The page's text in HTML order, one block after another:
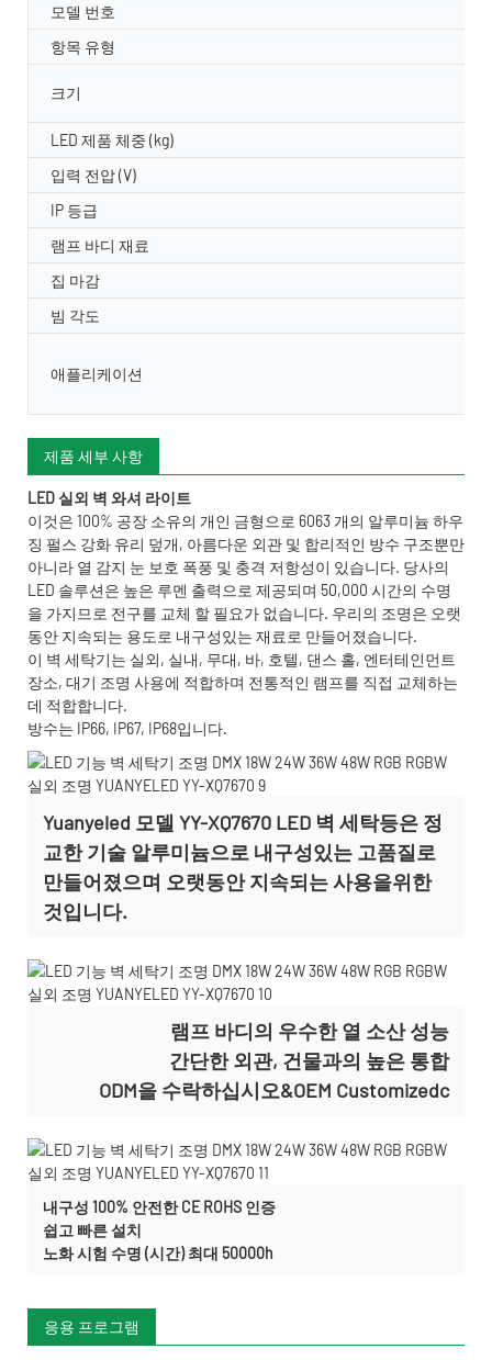
모델 번호
항목 유형
크기
LED 제품 체중 (kg)
입력 전압 (V)
IP 등급
램프 바디 재료
집 마감
빔 각도
애플리케이션
제품 세부 사항
LED 실외 벽 와셔 라이트
이것은 100% 공장 소유의 개인 금형으로 6063 개의 알루미늄 하우
징 펄스 강화 유리 덮개, 아름다운 외관 및 합리적인 방수 구조뿐만
아니라 열 감지 눈 보호 폭풍 및 충격 저항성이 있습니다. 당사의
LED 솔루션은 높은 루멘 출력으로 제공되며 50,000 시간의 수명
을 가지므로 전구를 교체 할 필요가 없습니다. 우리의 조명은 오랫
동안 지속되는 용도로 내구성있는 재료로 만들어졌습니다.
이 벽 세탁기는 실외, 실내, 무대, 바, 호텔, 댄스 홀, 엔터테인먼트
장소, 대기 조명 사용에 적합하며 전통적인 램프를 직접 교체하는
데 적합합니다.
방수는 IP66, IP67, IP68입니다.
Yuanyeled 모델 YY-XQ7670 LED 벽 세탁등은 정
교한 기술 알루미늄으로 내구성있는 고품질로
만들어졌으며 오랫동안 지속되는 사용을위한
것입니다.
램프 바디의 우수한 열 소산 성능
간단한 외관, 건물과의 높은 통합
ODM을 수락하십시오&OEM Customizedc
내구성 100% 안전한 CE ROHS 인증
쉽고 빠른 설치
노화 시험 수명 (시간) 최대 50000h
응용 프로그램